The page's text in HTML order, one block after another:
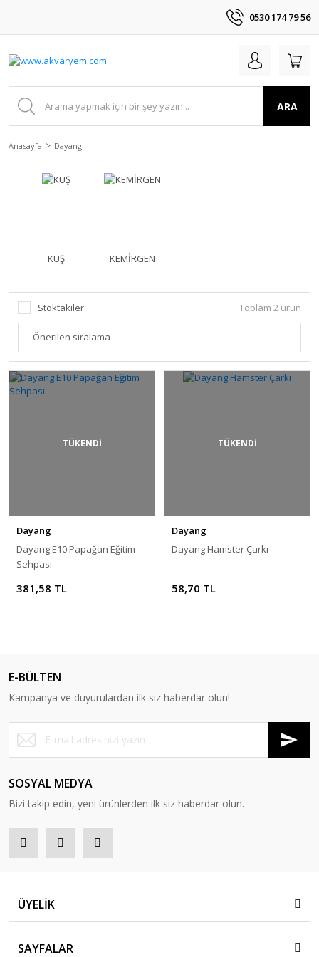
0530 174 79 56
ARA
Anasayfa Dayang
KUŞ KEMİRGEN
Stoktakiler Toplam 2 ürün
TÜKENDİ
Dayang
Dayang E10 Papağan Eğitim
Sehpası
381,58 TL
TÜKENDİ
Dayang
Dayang Hamster Çarkı
58,70 TL
E-BÜLTEN
Kampanya ve duyurulardan ilk siz haberdar olun!
SOSYAL MEDYA
Bizi takip edin, yeni ürünlerden ilk siz haberdar olun.
ÜYELİK
SAYFALAR